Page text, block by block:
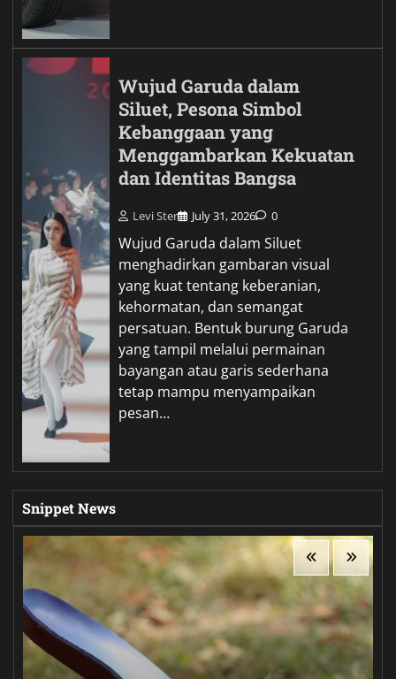
Wujud Garuda dalam
Siluet, Pesona Simbol
Kebanggaan yang
Menggambarkan Kekuatan
dan Identitas Bangsa
Levi Ster July 31, 2026 0
Wujud Garuda dalam Siluet
menghadirkan gambaran visual
yang kuat tentang keberanian,
kehormatan, dan semangat
persatuan. Bentuk burung Garuda
yang tampil melalui permainan
bayangan atau garis sederhana
tetap mampu menyampaikan
pesan…
Snippet News